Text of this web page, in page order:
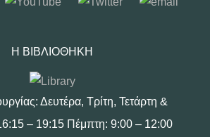
Η ΒΙΒΛΙΟΘΉΚΗ
Δευτέρα, Τρίτη, Τετάρτη &
– 19:15 Πέμπτη: 9:00 – 12:00